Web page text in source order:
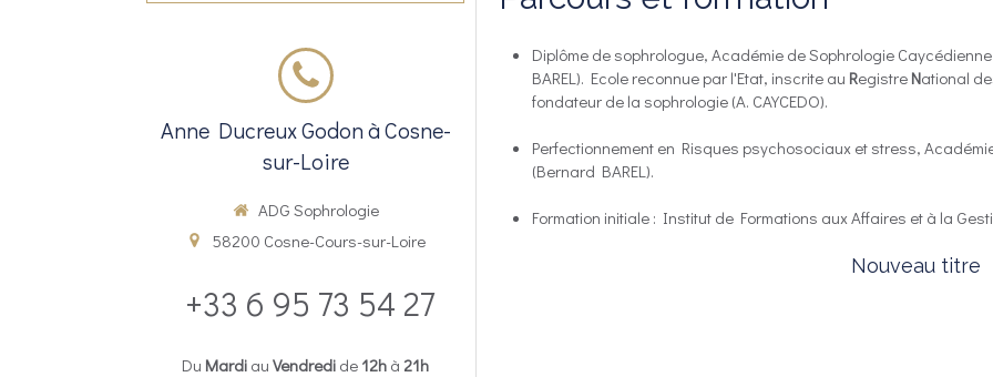
Diplôme de sophrologue, Académie de Sophrologie
BAREL). Ecole reconnue par l'Etat, inscrite au Registre National
fondateur de la sophrologie (A. CAYCEDO).
Perfectionnement en Risques psychosociaux et stress,
(Bernard BAREL).
Formation initiale : Institut de Formations aux Affaires et à la
Nouveau titre
Anne Ducreux Godon à Cosne-
sur-Loire
ADG Sophrologie
58200 Cosne-Cours-sur-Loire
+33 6 95 73 54 27
Du Mardi au Vendredi de 12h à 21h